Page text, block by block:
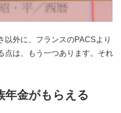
以外に、フランスのPACSより
点は、もう一つあります。それ
年金がもらえる